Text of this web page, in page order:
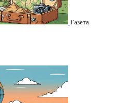
Газета